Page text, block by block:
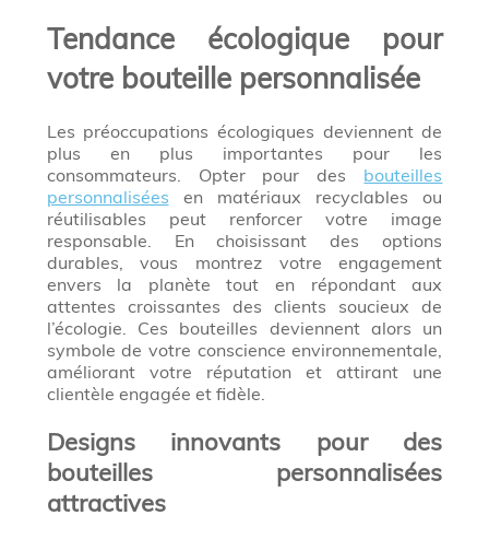
Tendance écologique pour
votre bouteille personnalisée
Les préoccupations écologiques deviennent de
plus en plus importantes pour les
consommateurs. Opter pour des bouteilles
personnalisées en matériaux recyclables ou
réutilisables peut renforcer votre image
responsable. En choisissant des options
durables, vous montrez votre engagement
envers la planète tout en répondant aux
attentes croissantes des clients soucieux de
l’écologie. Ces bouteilles deviennent alors un
symbole de votre conscience environnementale,
améliorant votre réputation et attirant une
clientèle engagée et fidèle.
Designs innovants pour des
bouteilles personnalisées
attractives